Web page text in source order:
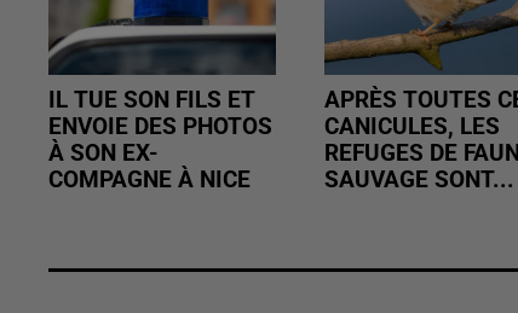
IL TUE SON FILS ET
ENVOIE DES PHOTOS
À SON EX-
COMPAGNE À NICE
APRÈS TOUTES
CANICULES, LES
REFUGES DE
SAUVAGE SONT...